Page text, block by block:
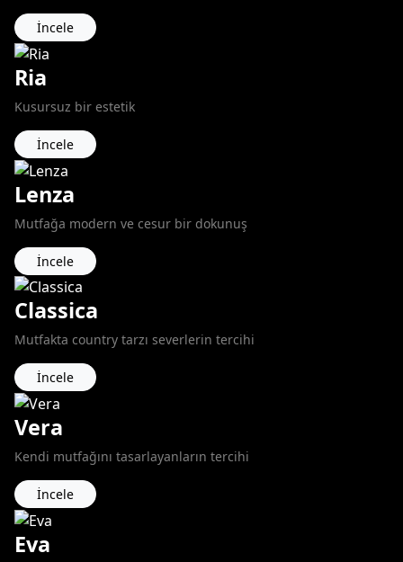
İncele
Ria
Kusursuz bir estetik
İncele
Lenza
Mutfağa modern ve cesur bir dokunuş
İncele
Classica
Mutfakta country tarzı severlerin tercihi
İncele
Vera
Kendi mutfağını tasarlayanların tercihi
İncele
Eva